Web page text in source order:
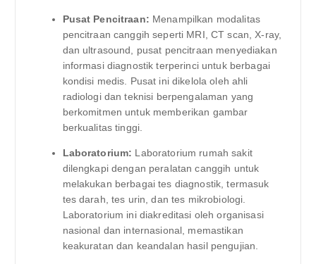
Pusat Pencitraan: Menampilkan modalitas
pencitraan canggih seperti MRI, CT scan, X-ray,
dan ultrasound, pusat pencitraan menyediakan
informasi diagnostik terperinci untuk berbagai
kondisi medis. Pusat ini dikelola oleh ahli
radiologi dan teknisi berpengalaman yang
berkomitmen untuk memberikan gambar
berkualitas tinggi.
Laboratorium: Laboratorium rumah sakit
dilengkapi dengan peralatan canggih untuk
melakukan berbagai tes diagnostik, termasuk
tes darah, tes urin, dan tes mikrobiologi.
Laboratorium ini diakreditasi oleh organisasi
nasional dan internasional, memastikan
keakuratan dan keandalan hasil pengujian.